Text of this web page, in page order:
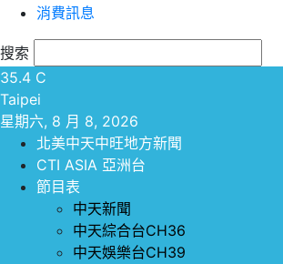
消費訊息
搜索
35.4 C
Taipei
星期六, 8 月 8, 2026
北美中天中旺地方新聞
CTI ASIA 亞洲台
節目表
中天新聞
中天綜合台CH36
中天娛樂台CH39